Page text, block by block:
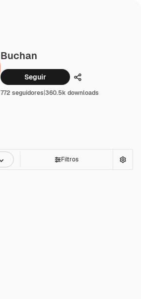
Buchan
Seguir Compartilhar
772 seguidores|360.5k downloads
Filtros